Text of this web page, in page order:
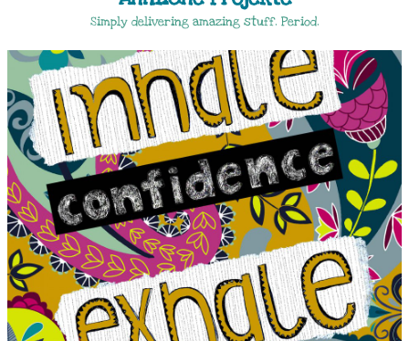
Simply delivering amazing stuff. Period.